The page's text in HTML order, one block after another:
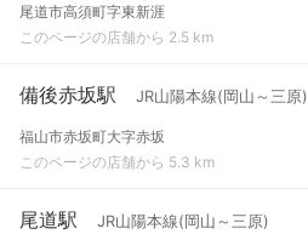
尾道市高須町字東新涯
このページの店舗から 2.5 km
備後赤坂駅 JR山陽本線(岡山～三原)
福山市赤坂町大字赤坂
このページの店舗から 5.3 km
尾道駅 JR山陽本線(岡山～三原)